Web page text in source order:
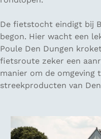
De fietstocht eindigt bij
begon. Hier wacht een
Poule Den Dungen
fietsroute zeker een
manier om de omgeving
streekproducten van